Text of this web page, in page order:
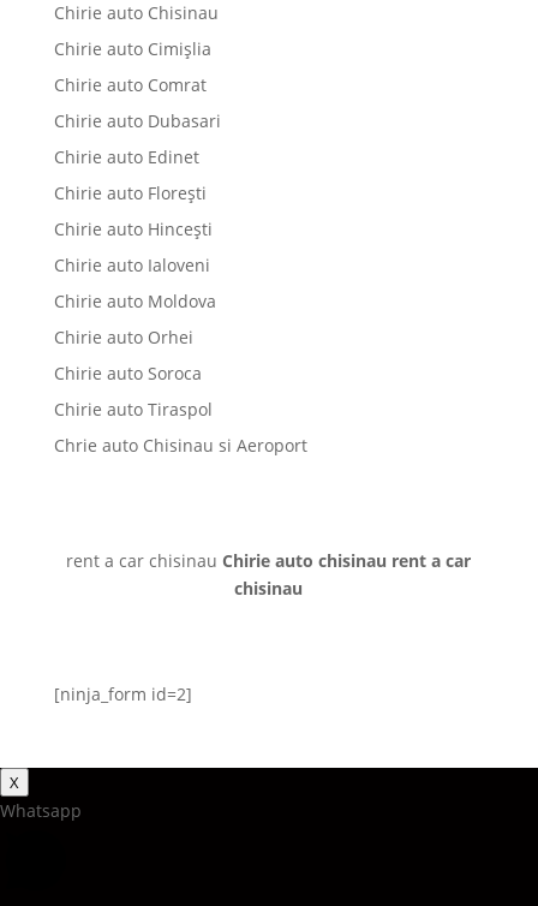
Chirie auto Chisinau
Chirie auto Cimișlia
Chirie auto Comrat
Chirie auto Dubasari
Chirie auto Edinet
Chirie auto Florești
Chirie auto Hinceşti
Chirie auto Ialoveni
Chirie auto Moldova
Chirie auto Orhei
Chirie auto Soroca
Chirie auto Tiraspol
Chrie auto Chisinau si Aeroport
rent a car chisinauChirie auto chisinau rent a car
chisinau
[ninja_form id=2]
X
Whatsapp